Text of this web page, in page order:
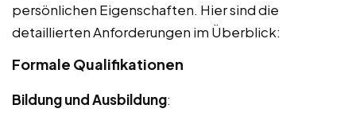
persönlichen Eigenschaften. Hier sind die
detaillierten Anforderungen im Überblick:
Formale Qualifikationen
Bildung und Ausbildung: